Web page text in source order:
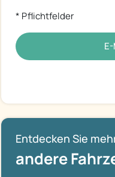
* Pflichtfelder
Entdecken Sie
andere